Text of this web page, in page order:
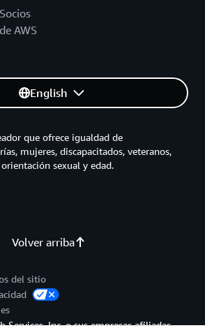
Socios
de AWS
English
Volver arriba
que ofrece igualdad de
mujeres, discapacitados, veteranos,
sexual y edad.
del sitio
Services, Inc. o sus empresas afiliadas.